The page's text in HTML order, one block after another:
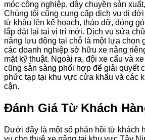
móc công nghiệp, dây chuyền sản
Chúng tôi cũng cung cấp dịch vụ di
từ khâu lên kế hoạch, tháo dỡ, đóng
lắp đặt lại tại vị trí mới. Dịch vụ sửa
nâng lưu động tại chỗ là một lựa chọn
các doanh nghiệp sở hữu xe nâng
mặt kỹ thuật. Ngoài ra, đội xe cẩu và
cũng sẵn sàng phối hợp để giải quyết
phức tạp tại khu vực cửa khẩu và các
cận.
Đánh Giá Từ Khách
Dưới đây là một số phản hồi từ khách